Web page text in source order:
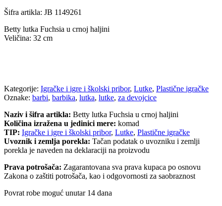
Šifra artikla: JB 1149261
Betty lutka Fuchsia u crnoj haljini
Veličina: 32 cm
Kategorije: Igračke i igre i školski pribor, Lutke, Plastične igračke
Oznake: barbi, barbika, lutka, lutke, za devojcice
Naziv i šifra artikla: Betty lutka Fuchsia u crnoj haljini
Količina izražena u jedinici mere: komad
TIP: Igračke i igre i školski pribor, Lutke, Plastične igračke
Uvoznik i zemlja porekla: Tačan podatak o uvozniku i zemlji
porekla je naveden na deklaraciji na proizvodu
Prava potrošača: Zagarantovana sva prava kupaca po osnovu
Zakona o zaštiti potrošača, kao i odgovornosti za saobraznost
Povrat robe moguć unutar 14 dana